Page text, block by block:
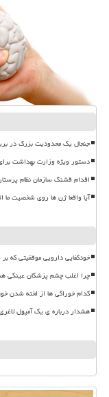
جنجال یک محدودیت بزرگ در
دستور ویژه وزارت بهداشت
اقدام قشنگ سازمان نظام
آیا واقعا ژن ها روی شخصیت ما
خودکفایی دارویی موفقیتی که
چرا اغلب چشم پزشکان عینکی
کدام خوراکی ها از لخته شدن
هشدار درباره ی یک آمپول لاغری